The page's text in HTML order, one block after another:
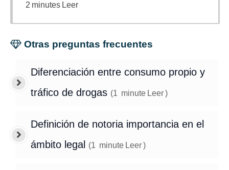
2 minutes Leer
Otras preguntas frecuentes
Diferenciación entre consumo propio y
tráfico de drogas (1 minute Leer)
Definición de notoria importancia en el
ámbito legal
(1 minute Leer)